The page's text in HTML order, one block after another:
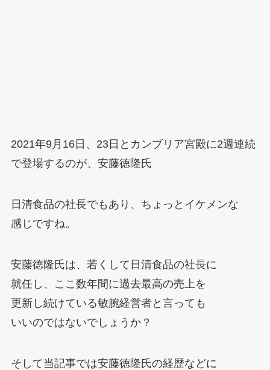
2021年9月16日、23日とカンブリア宮殿に2週連続
で登場するのが、安藤徳隆氏
日清食品の社長でもあり、ちょっとイケメンな
感じですね。
安藤徳隆氏は、若くして日清食品の社長に
就任し、ここ数年間に過去最高の売上を
更新し続けている敏腕経営者と言っても
いいのではないでしょうか？
そして当記事では安藤徳隆氏の経歴などに